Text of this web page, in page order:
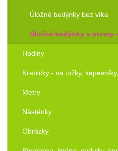
Úložné bedýnky bez víka
Úložné bedýnky s otvory
Hodiny
Krabičky - na tužky,
Metry
Nástěnky
Obrázky